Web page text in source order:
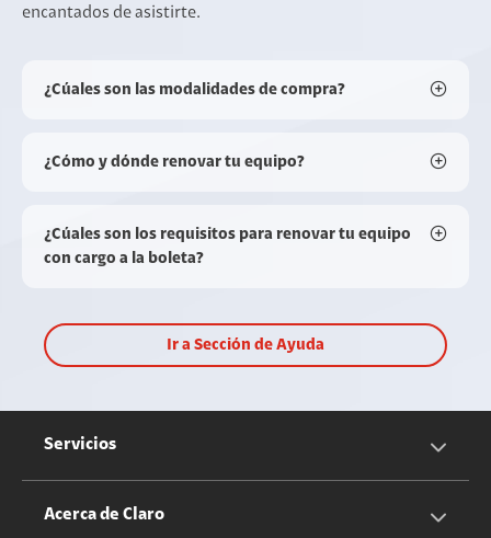
encantados de asistirte.
¿Cúales son las modalidades de compra?
¿Cómo y dónde renovar tu equipo?
¿Cúales son los requisitos para renovar tu equipo
con cargo a la boleta?
Ir a Sección de Ayuda
Servicios
Servicios Móviles
Acerca de Claro